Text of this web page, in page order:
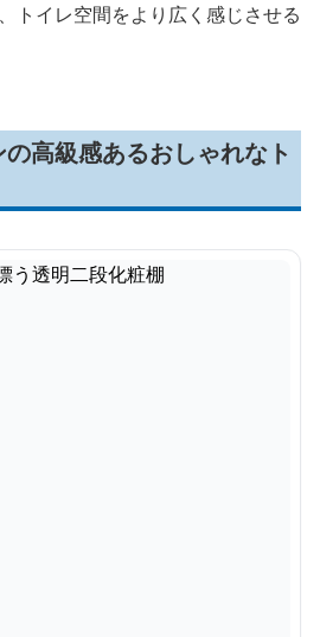
トイレ空間をより広く感じさせる
高級感あるおしゃれなト